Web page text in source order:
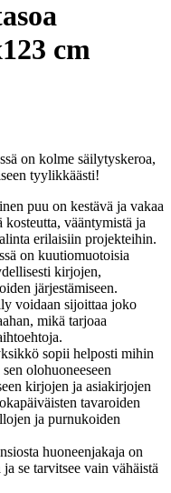
cm
on kolme säilytyskeroa,
tyylikkäästi!
puu on kestävä ja vakaa
kosteutta, vääntymistä ja
erilaisiin projekteihin.
on kuutiomuotoisia
kirjojen,
järjestämiseen.
voidaan sijoittaa joko
mikä tarjoaa
sopii helposti mihin
olohuoneeseen
kirjojen ja asiakirjojen
tavaroiden
ja purnukoiden
huoneenjakaja on
se tarvitsee vain vähäistä